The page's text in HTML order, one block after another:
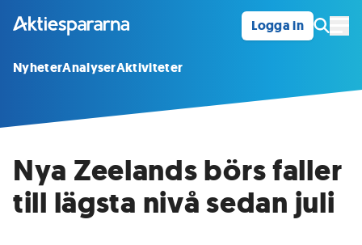
Logga in
NyheterAnalyserAktiviteter
Nya Zeelands börs faller
till lägsta nivå sedan juli